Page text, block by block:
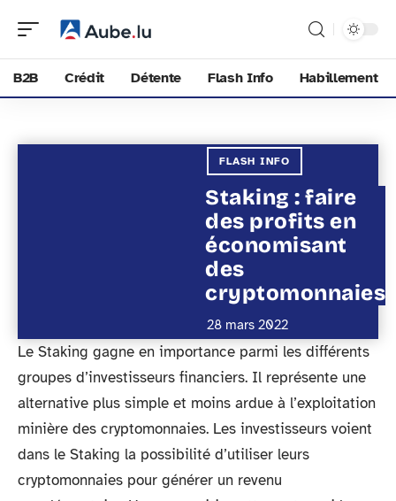
B2B Crédit Détente Flash Info Habillement
FLASH INFO
Staking : faire
des profits en
économisant
des
cryptomonnaies
28 mars 2022
Le Staking gagne en importance parmi les différents
groupes d’investisseurs financiers. Il représente une
alternative plus simple et moins ardue à l’exploitation
minière des cryptomonnaies. Les investisseurs voient
dans le Staking la possibilité d’utiliser leurs
cryptomonnaies pour générer un revenu